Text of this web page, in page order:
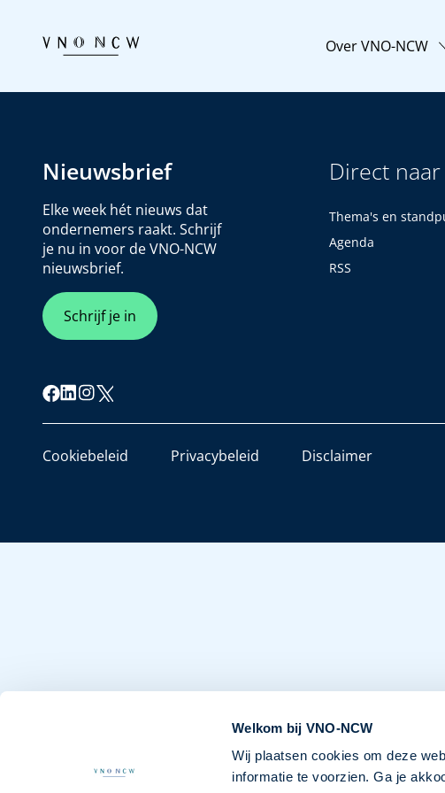
Welkom bij VNO-NCW
Wij plaatsen cookies om deze
informatie te voorzien. Ga je
Over VNO-NCW
Nieuwsbrief
Elke week hét nieuws dat
ondernemers raakt. Schrijf
je nu in voor de VNO-NCW
nieuwsbrief.
Schrijf je in
Direct naar
Thema's en
Agenda
RSS
Cookiebeleid Privacybeleid Disclaimer